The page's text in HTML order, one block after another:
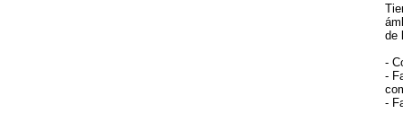
de
-
-
-